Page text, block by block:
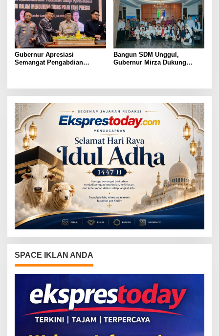
Gubernur Apresiasi
Semangat Pengabdian
Bangun SDM Unggul,
Gubernur Mirza Dukung
SPACE IKLAN ANDA